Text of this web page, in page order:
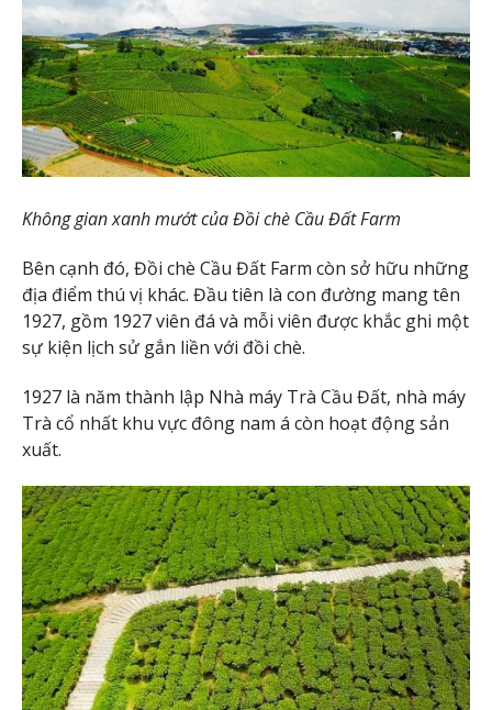
Không gian xanh mướt của Đồi chè Cầu Đất Farm
Bên cạnh đó, Đồi chè Cầu Đất Farm còn sở hữu những
địa điểm thú vị khác. Đầu tiên là con đường mang tên
1927, gồm 1927 viên đá và mỗi viên được khắc ghi một
sự kiện lịch sử gắn liền với đồi chè.
1927 là năm thành lập Nhà máy Trà Cầu Đất, nhà máy
Trà cổ nhất khu vực đông nam á còn hoạt động sản
xuất.